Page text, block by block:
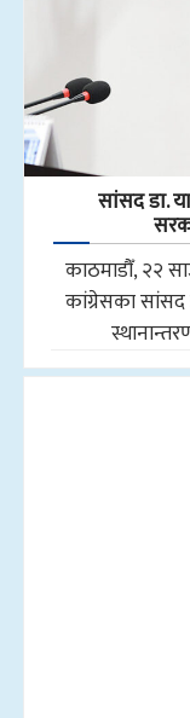
सांसद डा‍‍.
काठमाडौँ, २२
कांग्रेसका सांसद